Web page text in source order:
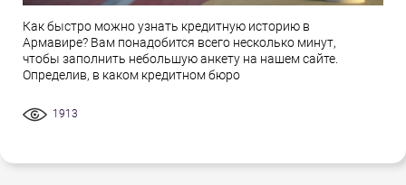
Как быстро можно узнать кредитную историю в
Армавире? Вам понадобится всего несколько минут,
чтобы заполнить небольшую анкету на нашем сайте.
Определив, в каком кредитном бюро
1913